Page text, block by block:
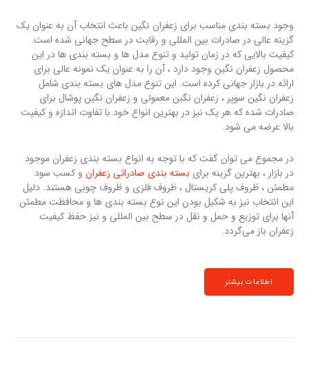
وجود بسته بندی مناسب برای زعفران نگین باعث انتخاب آن به عنوان یک
گزینه عالی در صادرات بین المللی و رقابت در سطح جهانی شده است.
کیفیت بالایی که در زمان تولید و تنوع مدل ها و بسته بندی ها در این
محصول زعفران نگین وجود دارد ، آن را به عنوان یک نمونه عالی برای
ارائه در بازار جهانی کرده است. این تنوع مدل های بسته بندی شامل
زعفران نگین سوپر ، زعفران نگین معمولی و زعفران نگین پوشال برای
صادرات شده که هر یک نیز در بهترین انواع خود با تفاوت اندازه و کیفیت
بالا عرضه می شود.
در مجموع می توان گفت که با توجه به انواع بسته بندی زعفران موجود
در بازار ، بهترین گزینه برای بسته بندی صادراتی زعفران و کسب سود
مطمئن ، ظروف پلی کریستال ، ظروف فلزی و ظروف چوبی هستند. دلیل
این انتخاب نیز به شکیل بودن این نوع بسته بندی ها و محافظت مطمئن
آنها برای توزیع و حمل و نقل در سطح بین المللی و نیز حفظ کیفیت
زعفران باز می‌گردد.
اطلاعات بیشتر